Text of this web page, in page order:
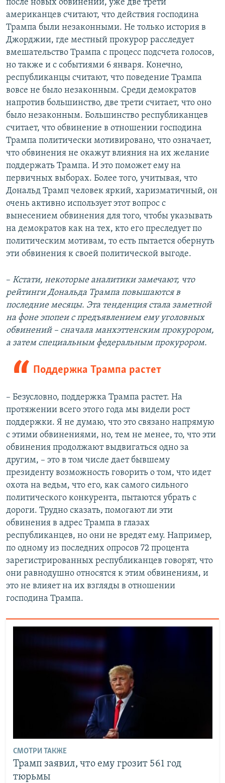
после новых обвинений, уже две трети
американцев считают, что действия господина
Трампа были незаконными. Не только история в
Джорджии, где местный прокурор расследует
вмешательство Трампа с процесс подсчета голосов,
но также и с событиями 6 января. Конечно,
республиканцы считают, что поведение Трампа
вовсе не было незаконным. Среди демократов
напротив большинство, две трети считает, что оно
было незаконным. Большинство республиканцев
считает, что обвинение в отношении господина
Трампа политически мотивировано, что означает,
что обвинения не окажут влияния на их желание
поддержать Трампа. И это поможет ему на
первичных выборах. Более того, учитывая, что
Дональд Трамп человек яркий, харизматичный, он
очень активно использует этот вопрос с
вынесением обвинения для того, чтобы указывать
на демократов как на тех, кто его преследует по
политическим мотивам, то есть пытается обернуть
эти обвинения к своей политической выгоде.
– Кстати, некоторые аналитики замечают, что
рейтинги Дональда Трампа повышаются в
последние месяцы. Эта тенденция стала заметной
на фоне эпопеи с предъявлением ему уголовных
обвинений – сначала манхэттенским прокурором,
а затем специальным федеральным прокурором.
Поддержка Трампа растет
– Безусловно, поддержка Трампа растет. На
протяжении всего этого года мы видели рост
поддержки. Я не думаю, что это связано напрямую
с этими обвинениями, но, тем не менее, то, что эти
обвинения продолжают выдвигаться одно за
другим, – это в том числе дает бывшему
президенту возможность говорить о том, что идет
охота на ведьм, что его, как самого сильного
политического конкурента, пытаются убрать с
дороги. Трудно сказать, помогают ли эти
обвинения в адрес Трампа в глазах
республиканцев, но они не вредят ему. Например,
по одному из последних опросов 72 процента
зарегистрированных республиканцев говорят, что
они равнодушно относятся к этим обвинениям, и
это не влияет на их взгляды в отношении
господина Трампа.
СМОТРИ ТАКЖЕ
Трамп заявил, что ему грозит 561 год
тюрьмы